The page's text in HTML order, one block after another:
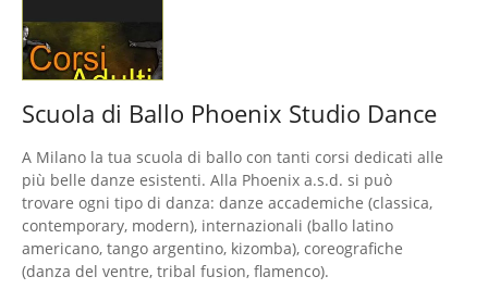
Scuola di Ballo Phoenix Studio Dance
A Milano la tua scuola di ballo con tanti corsi dedicati alle
più belle danze esistenti. Alla Phoenix a.s.d. si può
trovare ogni tipo di danza: danze accademiche (classica,
contemporary, modern), internazionali (ballo latino
americano, tango argentino, kizomba), coreografiche
(danza del ventre, tribal fusion, flamenco).